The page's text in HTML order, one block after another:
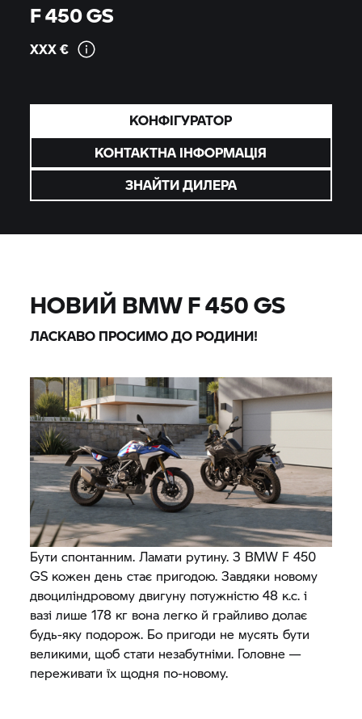
F 450 GS
XXX€
КОНФІГУРАТОР
КОНТАКТНА ІНФОРМАЦІЯ
ЗНАЙТИ ДИЛЕРА
НОВИЙ BMW F 450 GS
ЛАСКАВО ПРОСИМО ДО РОДИНИ!
Бути спонтанним. Ламати рутину. З BMW F 450
GS кожен день стає пригодою. Завдяки новому
двоциліндровому двигуну потужністю 48 к.с. і
вазі лише 178 кг вона легко й грайливо долає
будь-яку подорож. Бо пригоди не мусять бути
великими, щоб стати незабутніми. Головне —
переживати їх щодня по-новому.